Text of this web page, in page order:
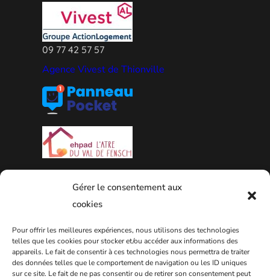
Gérer le consentement aux
cookies
Pour offrir les meilleures expériences, nous utilisons des technologies
telles que les cookies pour stocker et/ou accéder aux informations des
appareils. Le fait de consentir à ces technologies nous permettra de traiter
des données telles que le comportement de navigation ou les ID uniques
sur ce site. Le fait de ne pas consentir ou de retirer son consentement peut
09 77 42 57 57
Agence Vivest de Thionville
PLAN DE LA VILLE